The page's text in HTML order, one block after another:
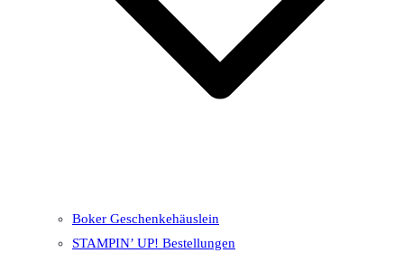
Boker Geschenkehäuslein
STAMPIN’ UP! Bestellungen